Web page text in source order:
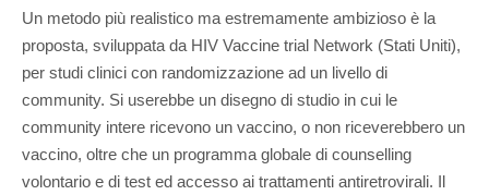
Un metodo più realistico ma estremamente ambizioso è la
proposta, sviluppata da HIV Vaccine trial Network (Stati Uniti),
per studi clinici con randomizzazione ad un livello di
community. Si userebbe un disegno di studio in cui le
community intere ricevono un vaccino, o non riceverebbero un
vaccino, oltre che un programma globale di counselling
volontario e di test ed accesso ai trattamenti antiretrovirali. Il